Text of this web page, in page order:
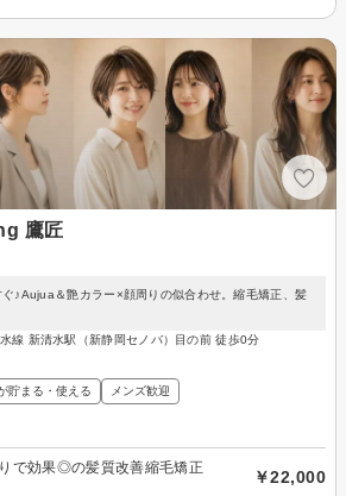
鷹匠
♪Aujua＆艶カラー×顔周りの似合わせ。縮毛矯正、髪
線 新清水駅（新静岡セノバ）目の前 徒歩0分
貯まる・使える メンズ歓迎
で効果◎の髪質改善縮毛矯正
￥22,000